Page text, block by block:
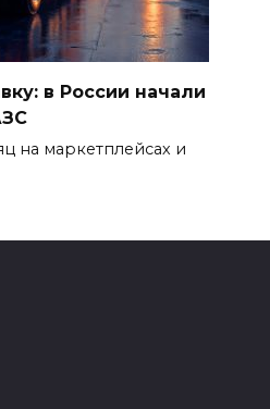
в России начали
на маркетплейсах и